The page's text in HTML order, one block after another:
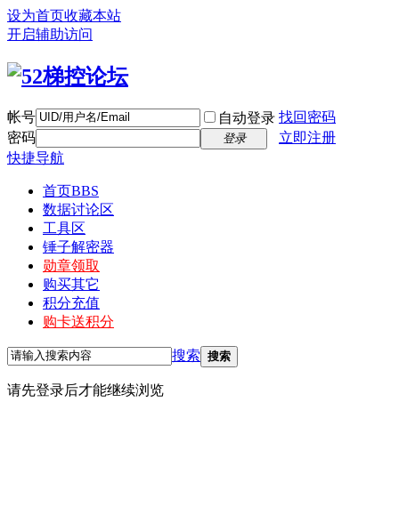
设为首页收藏本站
开启辅助访问
帐号 自动登录 找回密码
密码
登录
立即注册
快捷导航
首页BBS
数据讨论区
工具区
锤子解密器
勋章领取
购买其它
积分充值
购卡送积分
搜索 搜索
请先登录后才能继续浏览